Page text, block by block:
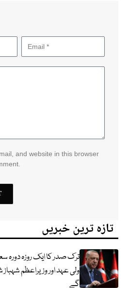
and website in this browser
تازہ ترین خبریں
ترک صدر کا ایک روزہ دورہ
ولی عہد اور وزیراعظم
گے